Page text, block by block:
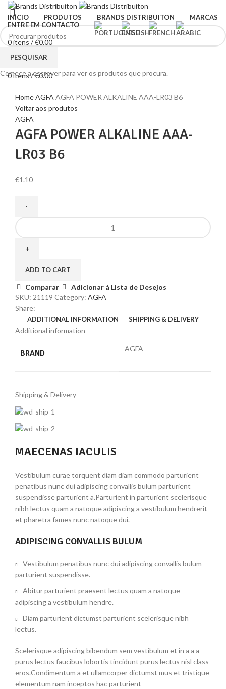
INÍCIO PRODUTOS BRANDS DISTRIBUITON
MARCAS
ENTRE EM CONTACTO
0itens /€0.00
Menu
0itens/€0.00
HomeAGFAAGFA POWER ALKALINE AAA-LR03 B6
Voltar aos produtos
AGFA
AGFA POWER ALKALINE AAA-
LR03 B6
€1.10
ADD TO CART
Comparar
Adicionar à Lista de Desejos
SKU: 21119 Category: AGFA
Share:
ADDITIONAL INFORMATION SHIPPING & DELIVERY
Additional information
BRAND AGFA
Shipping & Delivery
MAECENAS IACULIS
Vestibulum curae torquent diam diam commodo parturient
penatibus nunc dui adipiscing convallis bulum parturient
suspendisse parturient a.Parturient in parturient scelerisque
nibh lectus quam a natoque adipiscing a vestibulum hendrerit
et pharetra fames nunc natoque dui.
ADIPISCING CONVALLIS BULUM
Vestibulum penatibus nunc dui adipiscing convallis bulum
parturient suspendisse.
Abitur parturient praesent lectus quam a natoque
adipiscing a vestibulum hendre.
Diam parturient dictumst parturient scelerisque nibh
lectus.
Scelerisque adipiscing bibendum sem vestibulum et in a a a
purus lectus faucibus lobortis tincidunt purus lectus nisl class
eros.Condimentum a et ullamcorper dictumst mus et tristique
elementum nam inceptos hac parturient
PESQUISAR
Comece a escrever para ver os produtos que procura.